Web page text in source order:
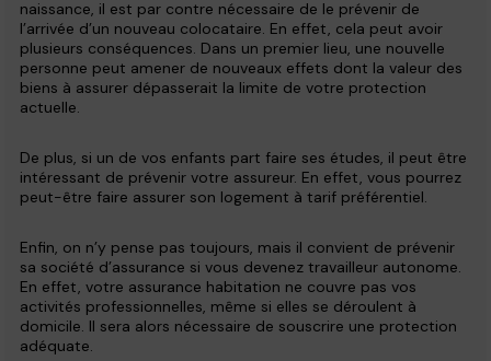
naissance, il est par contre nécessaire de le prévenir de
l’arrivée d’un nouveau colocataire. En effet, cela peut avoir
plusieurs conséquences. Dans un premier lieu, une nouvelle
personne peut amener de nouveaux effets dont la valeur des
biens à assurer dépasserait la limite de votre protection
actuelle.
De plus, si un de vos enfants part faire ses études, il peut être
intéressant de prévenir votre assureur. En effet, vous pourrez
peut-être faire assurer son logement à tarif préférentiel.
Enfin, on n’y pense pas toujours, mais il convient de prévenir
sa société d’assurance si vous devenez travailleur autonome.
En effet, votre assurance habitation ne couvre pas vos
activités professionnelles, même si elles se déroulent à
domicile. Il sera alors nécessaire de souscrire une protection
adéquate.